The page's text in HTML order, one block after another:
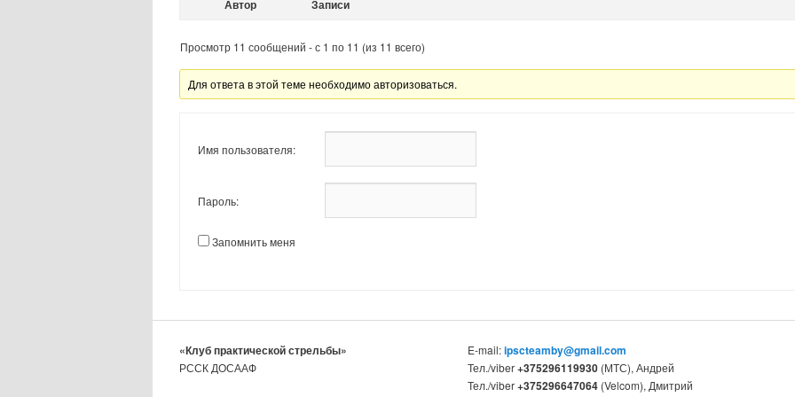
Автор Записи
Просмотр 11 сообщений - с 1 по 11 (из 11 всего)
Для ответа в этой теме необходимо авторизоваться.
Имя пользователя:
Пароль:
Запомнить меня
«Клуб практической стрельбы»
РССК ДОСААФ
E-mail:ipscteamby@gmail.com
Тел./viber+375296119930(МТС), Андрей
Тел./viber+375296647064(Velcom), Дмитрий